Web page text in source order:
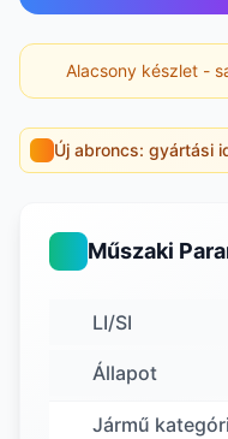
Alacsony készlet -
Új abroncs: gyártási
Műszaki
LI/SI
Állapot
Jármű